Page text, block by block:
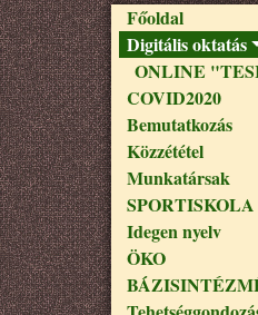
Fő navigáció
Főoldal
Digitális oktatás
ONLINE
COVID2020
Bemutatkozás
Közzététel
Munkatársak
SPORTISKOLA
Idegen nyelv
ÖKO